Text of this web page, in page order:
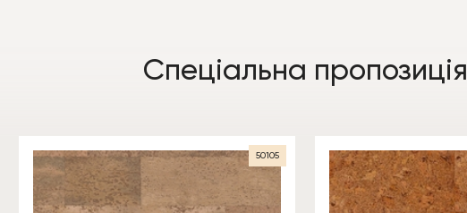
Спеціальна пропозиція
50105